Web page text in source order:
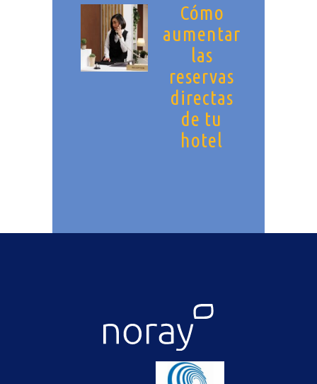
Cómo
aumentar
las
reservas
directas
de tu
hotel